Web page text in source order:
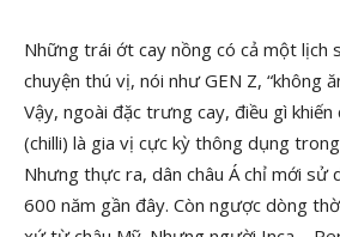
Những trái ớt cay nồng có cả một lịch
chuyện thú vị, nói như GEN Z, “không
Vậy, ngoài đặc trưng cay, điều gì
(chilli) là gia vị cực kỳ thông dụng
Nhưng thực ra, dân châu Á chỉ mới
600 năm gần đây. Còn ngược dòng